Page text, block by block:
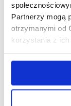
Partnerzy mogą
otrzymanymi od
korzystania z ich
SPA w cenie
noclegu - 3
i jacuzzi
Wliczone w